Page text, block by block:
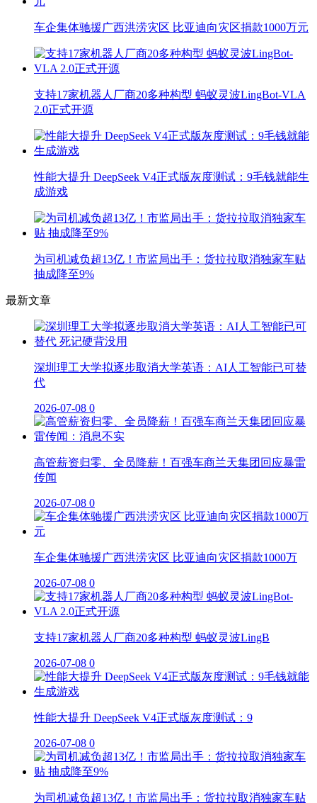
车企集体驰援广西洪涝灾区 比亚迪向灾区捐款1000万元
支持17家机器人厂商20多种构型 蚂蚁灵波LingBot-VLA
2.0正式开源
性能大提升 DeepSeek V4正式版灰度测试：9毛钱就能生
成游戏
为司机减负超13亿！市监局出手：货拉拉取消独家车贴
抽成降至9%
最新文章
深圳理工大学拟逐步取消大学英语：AI人工智能已可替
代
2026-07-08 0
高管薪资归零、全员降薪！百强车商兰天集团回应暴雷
传闻
2026-07-08 0
车企集体驰援广西洪涝灾区 比亚迪向灾区捐款1000万
2026-07-08 0
支持17家机器人厂商20多种构型 蚂蚁灵波LingB
2026-07-08 0
性能大提升 DeepSeek V4正式版灰度测试：9
2026-07-08 0
为司机减负超13亿！市监局出手：货拉拉取消独家车贴